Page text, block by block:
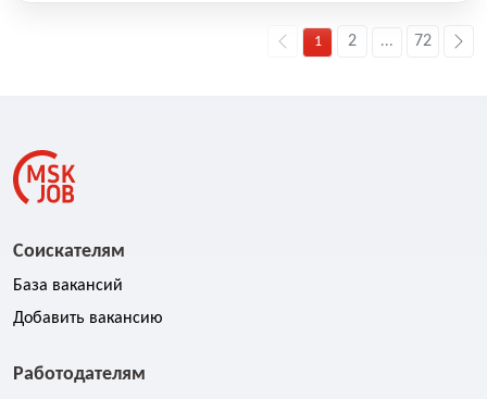
1 2 ... 72
Соискателям
База вакансий
Добавить вакансию
Работодателям